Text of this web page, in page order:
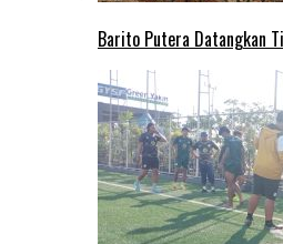
Barito Putera Datangkan